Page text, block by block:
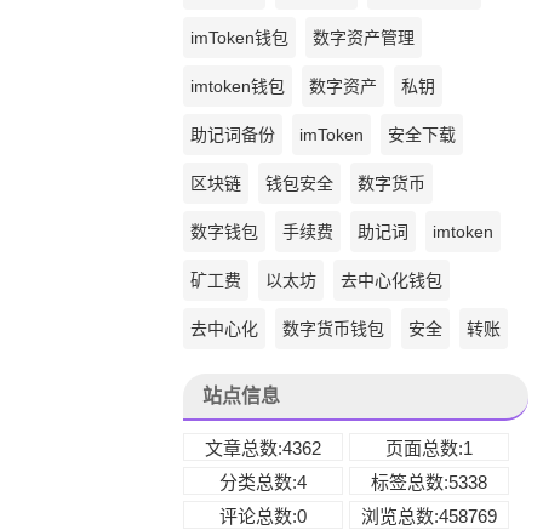
imToken钱包 数字资产管理
imtoken钱包 数字资产 私钥
助记词备份 imToken 安全下载
区块链 钱包安全 数字货币
数字钱包 手续费 助记词 imtoken
矿工费 以太坊 去中心化钱包
去中心化 数字货币钱包 安全 转账
站点信息
文章总数:4362
页面总数:1
分类总数:4
标签总数:5338
评论总数:0
浏览总数:458769